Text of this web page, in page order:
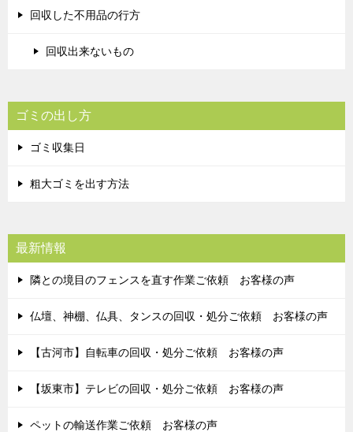
回収した不用品の行方
回収出来ないもの
ゴミの出し方
ゴミ収集日
粗大ゴミを出す方法
最新情報
隣との境目のフェンスを直す作業ご依頼 お客様の声
仏壇、神棚、仏具、タンスの回収・処分ご依頼 お客様の声
【古河市】自転車の回収・処分ご依頼 お客様の声
【坂東市】テレビの回収・処分ご依頼 お客様の声
ペットの輸送作業ご依頼 お客様の声